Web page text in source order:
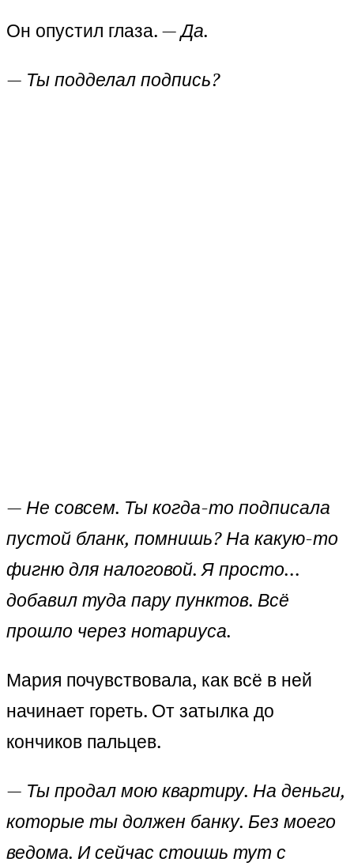
Он опустил глаза. —Да.
— Ты подделал подпись?
—Не совсем. Ты когда-то подписала
пустой бланк, помнишь? На какую-то
фигню для налоговой. Я просто…
добавил туда пару пунктов. Всё
прошло через нотариуса.
Мария почувствовала, как всё в ней
начинает гореть. От затылка до
кончиков пальцев.
— Ты продал мою квартиру. На деньги,
которые ты должен банку. Без моего
ведома. И сейчас стоишь тут с